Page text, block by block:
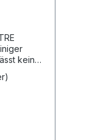
keine
Im Preis